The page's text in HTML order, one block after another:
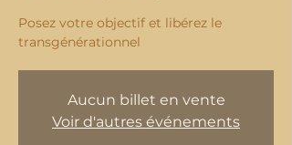
Posez votre objectif et libérez le
transgénérationnel
Aucun billet en vente
Voir d'autres événements